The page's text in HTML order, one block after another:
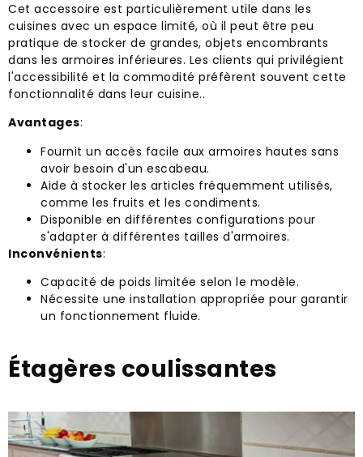
Cet accessoire est particulièrement utile dans les
cuisines avec un espace limité, où il peut être peu
pratique de stocker de grandes, objets encombrants
dans les armoires inférieures. Les clients qui privilégient
l'accessibilité et la commodité préfèrent souvent cette
fonctionnalité dans leur cuisine..
Avantages:
Fournit un accès facile aux armoires hautes sans
avoir besoin d'un escabeau.
Aide à stocker les articles fréquemment utilisés,
comme les fruits et les condiments.
Disponible en différentes configurations pour
s'adapter à différentes tailles d'armoires.
Inconvénients:
Capacité de poids limitée selon le modèle.
Nécessite une installation appropriée pour garantir
un fonctionnement fluide.
Étagères coulissantes